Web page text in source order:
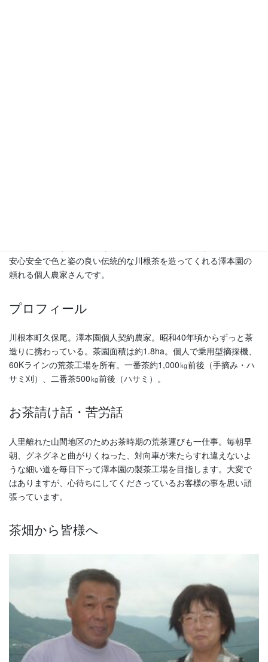
安心安全で色と姿の良い伝統的な川根茶を造ってくれる澤本園の
頼れる個人農家さんです。
プロフィール
川根本町久保尾。澤本園個人契約農家。昭和40年頃からずっと茶
造りに携わっている。茶園面積は約1.8ha。個人で乗用型摘採機、
60Kラインの荒茶工場を所有。一番茶約1,000㎏前後（手摘み・ハ
サミ刈）、二番茶500㎏前後（ハサミ）。
お茶請け話・苦労話
人里離れた山間地区のためお茶時期の荒茶運びも一仕事。毎朝早
朝、グネグネと曲がりくねった、対向車が来たらすれ違えないよ
うな細い道を毎日下って澤本園の製茶工場を目指します。大変で
はありますが、心待ちにしてくださっているお客様の事を思い頑
張っています。
茶畑から皆様へ